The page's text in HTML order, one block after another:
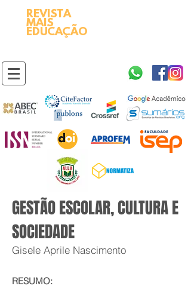
REVISTA
MAIS
EDUCAÇÃO
GESTÃO ESCOLAR, CULTURA E
SOCIEDADE
Gisele Aprile Nascimento
RESUMO: